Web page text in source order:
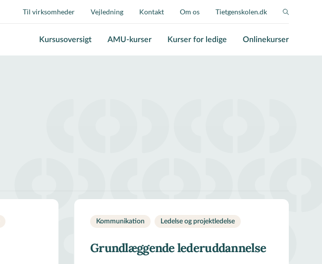
Til virksomheder Vejledning Kontakt Om os Tietgenskolen.dk
Kursusoversigt AMU-kurser Kurser for ledige Onlinekurser
Kommunikation Ledelse og projektledelse
Grundlæggende lederuddannelse